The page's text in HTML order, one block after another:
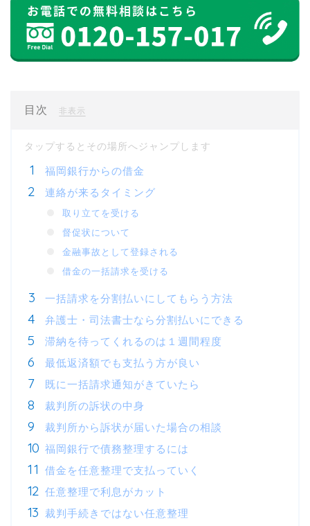
目次 非表示
福岡銀行からの借金
連絡が来るタイミング
取り立てを受ける
督促状について
金融事故として登録される
借金の一括請求を受ける
一括請求を分割払いにしてもらう方法
弁護士・司法書士なら分割払いにできる
滞納を待ってくれるのは１週間程度
最低返済額でも支払う方が良い
既に一括請求通知がきていたら
裁判所の訴状の中身
裁判所から訴状が届いた場合の相談
福岡銀行で債務整理するには
借金を任意整理で支払っていく
任意整理で利息がカット
裁判手続きではない任意整理